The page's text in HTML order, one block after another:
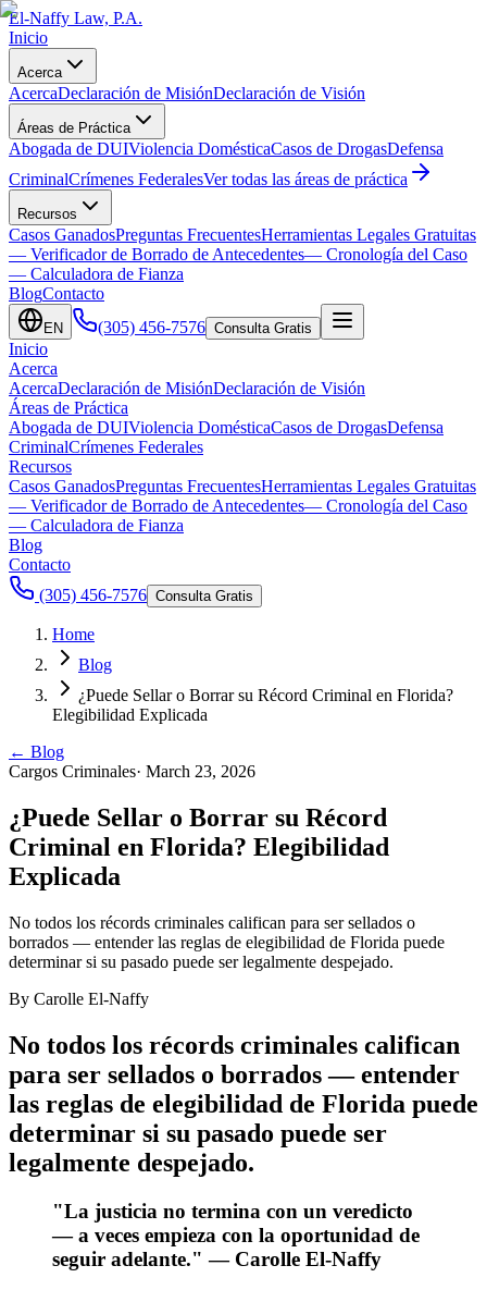
El-Naffy Law, P.A.
Inicio
Acerca
AcercaDeclaración de MisiónDeclaración de Visión
Áreas de Práctica
Abogada de DUIViolencia DomésticaCasos de DrogasDefensa
CriminalCrímenes FederalesVer todas las áreas de práctica
Recursos
Casos GanadosPreguntas FrecuentesHerramientas Legales Gratuitas
— Verificador de Borrado de Antecedentes— Cronología del Caso
— Calculadora de Fianza
BlogContacto
EN (305) 456-7576 Consulta Gratis
Inicio
Acerca
AcercaDeclaración de MisiónDeclaración de Visión
Áreas de Práctica
Abogada de DUIViolencia DomésticaCasos de DrogasDefensa
CriminalCrímenes Federales
Recursos
Casos GanadosPreguntas FrecuentesHerramientas Legales Gratuitas
— Verificador de Borrado de Antecedentes— Cronología del Caso
— Calculadora de Fianza
Blog
Contacto
(305) 456-7576 Consulta Gratis
Home
Blog
¿Puede Sellar o Borrar su Récord Criminal en Florida?
Elegibilidad Explicada
← Blog
Cargos Criminales· March 23, 2026
¿Puede Sellar o Borrar su Récord
Criminal en Florida? Elegibilidad
Explicada
No todos los récords criminales califican para ser sellados o
borrados — entender las reglas de elegibilidad de Florida puede
determinar si su pasado puede ser legalmente despejado.
By Carolle El-Naffy
No todos los récords criminales califican
para ser sellados o borrados — entender
las reglas de elegibilidad de Florida puede
determinar si su pasado puede ser
legalmente despejado.
"La justicia no termina con un veredicto
— a veces empieza con la oportunidad de
seguir adelante." — Carolle El-Naffy